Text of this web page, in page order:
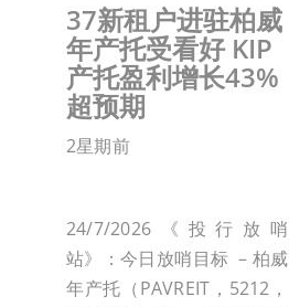
37新租户进驻柏威
年产托受看好 KIP
产托盈利增长43%
超预期
2星期前
24/7/2026《投行放哨
站》：今日放哨目标 – 柏威
年产托（PAVREIT，5212，